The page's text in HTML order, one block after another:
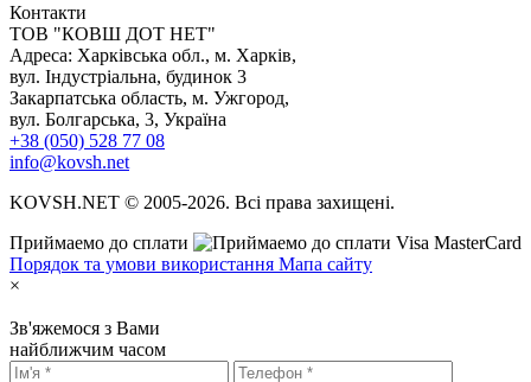
Контакти
TOB "КОВШ ДОТ НЕТ"
Адреса: Харківська обл., м. Харків,
вул. Індустріальна, будинок 3
Закарпатська область, м. Ужгород,
вул. Болгарська, 3, Україна
+38 (050) 528 77 08
info@kovsh.net
KOVSH.NET © 2005-2026. Всі права захищені.
Приймаемо до сплати
Порядок та умови використання Мапа сайту
×
Зв'яжемося з Вами
найближчим часом